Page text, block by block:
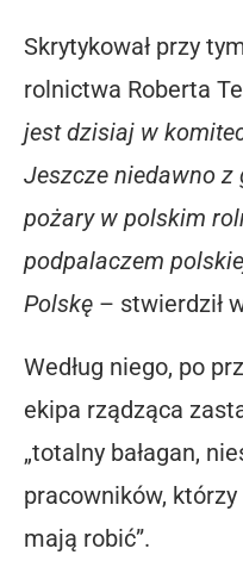
Skrytykował przy
rolnictwa Roberta
jest dzisiaj w
Jeszcze niedawno z
pożary w polskim
podpalaczem
Polskę – stwierdził
Według niego, po
ekipa rządząca
„totalny bałagan,
pracowników,
mają robić”.